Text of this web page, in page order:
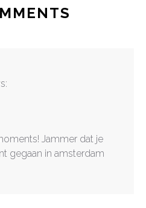
Jammer dat je
gegaan in amsterdam